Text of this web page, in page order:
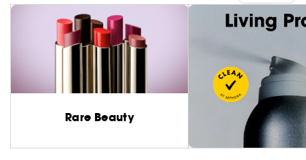
Rare Beauty